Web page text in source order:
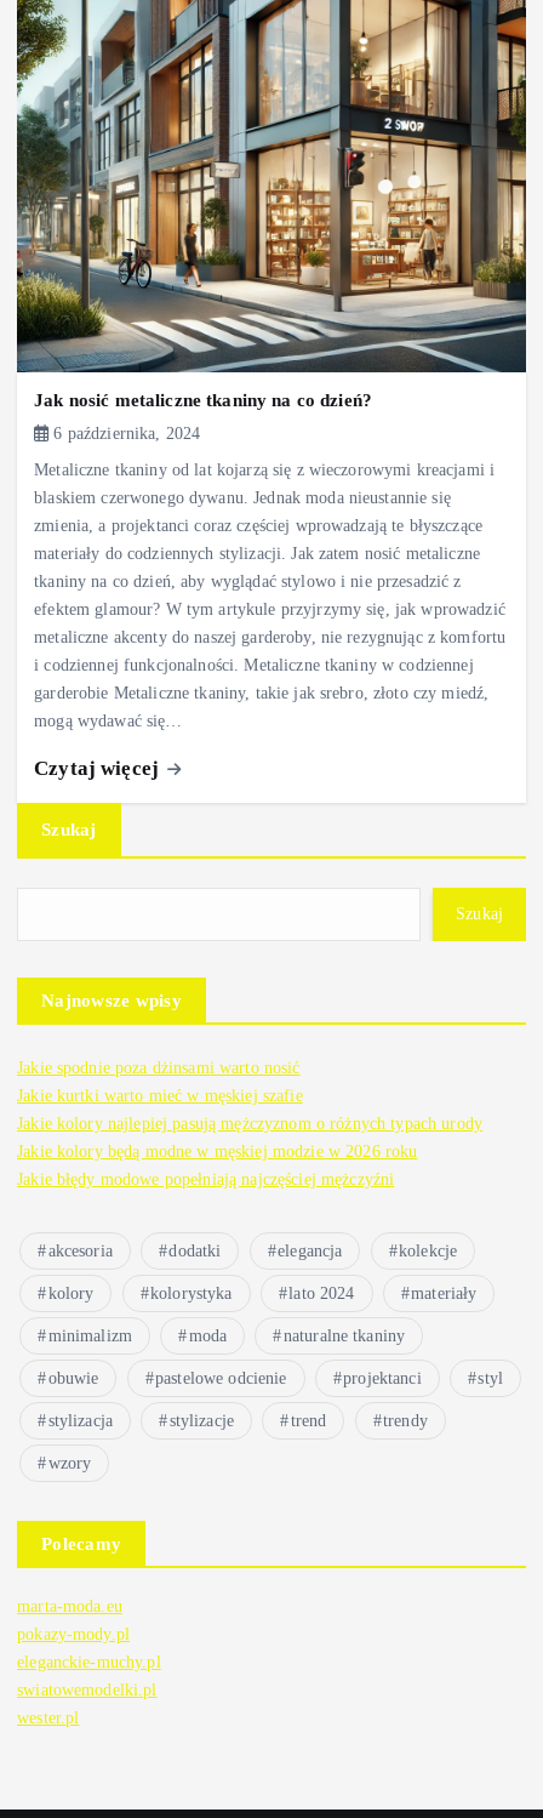
Jak nosić metaliczne tkaniny na co dzień?
6 października, 2024
Metaliczne tkaniny od lat kojarzą się z wieczorowymi kreacjami i
blaskiem czerwonego dywanu. Jednak moda nieustannie się
zmienia, a projektanci coraz częściej wprowadzają te błyszczące
materiały do codziennych stylizacji. Jak zatem nosić metaliczne
tkaniny na co dzień, aby wyglądać stylowo i nie przesadzić z
efektem glamour? W tym artykule przyjrzymy się, jak wprowadzić
metaliczne akcenty do naszej garderoby, nie rezygnując z komfortu
i codziennej funkcjonalności. Metaliczne tkaniny w codziennej
garderobie Metaliczne tkaniny, takie jak srebro, złoto czy miedź,
mogą wydawać się…
Czytaj więcej
Szukaj
Szukaj
Najnowsze wpisy
Jakie spodnie poza dżinsami warto nosić
Jakie kurtki warto mieć w męskiej szafie
Jakie kolory najlepiej pasują mężczyznom o różnych typach urody
Jakie kolory będą modne w męskiej modzie w 2026 roku
Jakie błędy modowe popełniają najczęściej mężczyźni
akcesoria dodatki elegancja kolekcje
kolory kolorystyka lato 2024 materiały
minimalizm moda naturalne tkaniny
obuwie pastelowe odcienie projektanci styl
stylizacja stylizacje trend trendy
wzory
Polecamy
marta-moda.eu
pokazy-mody.pl
eleganckie-muchy.pl
swiatowemodelki.pl
wester.pl